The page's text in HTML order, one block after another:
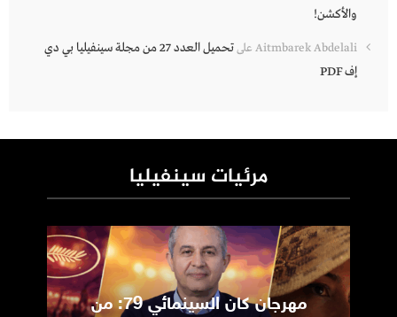
والأكشن!
Aitmbarek Abdelali على
تحميل العدد 27 من مجلة سينفيليا بي دي
إف PDF
مرئيات سينفيليا
مهرجان كان السينمائي 79: من